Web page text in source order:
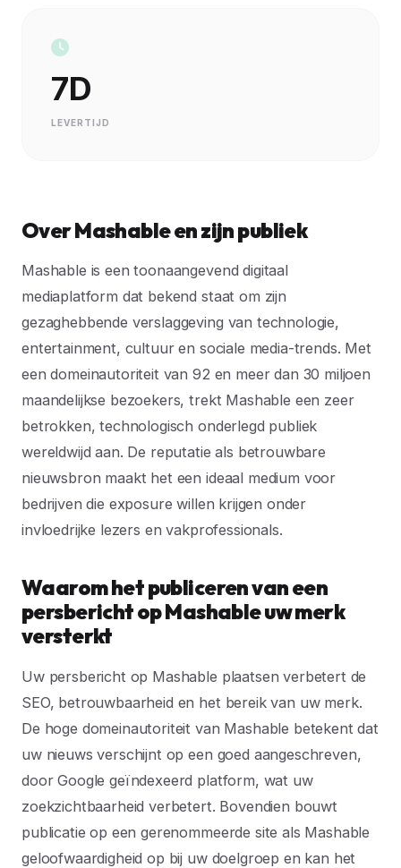
7D
LEVERTIJD
Over Mashable en zijn publiek
Mashable is een toonaangevend digitaal
mediaplatform dat bekend staat om zijn
gezaghebbende verslaggeving van technologie,
entertainment, cultuur en sociale media-trends. Met
een domeinautoriteit van 92 en meer dan 30 miljoen
maandelijkse bezoekers, trekt Mashable een zeer
betrokken, technologisch onderlegd publiek
wereldwijd aan. De reputatie als betrouwbare
nieuwsbron maakt het een ideaal medium voor
bedrijven die exposure willen krijgen onder
invloedrijke lezers en vakprofessionals.
Waarom het publiceren van een
persbericht op Mashable uw merk
versterkt
Uw persbericht op Mashable plaatsen verbetert de
SEO, betrouwbaarheid en het bereik van uw merk.
De hoge domeinautoriteit van Mashable betekent dat
uw nieuws verschijnt op een goed aangeschreven,
door Google geïndexeerd platform, wat uw
zoekzichtbaarheid verbetert. Bovendien bouwt
publicatie op een gerenommeerde site als Mashable
geloofwaardigheid op bij uw doelgroep en kan het